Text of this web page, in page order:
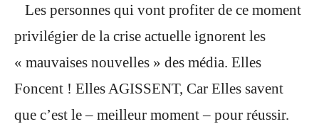
Les personnes qui vont profiter de ce moment
privilégier de la crise actuelle ignorent les
« mauvaises nouvelles » des média. Elles
Foncent ! Elles AGISSENT, Car Elles savent
que c’est le – meilleur moment – pour réussir.